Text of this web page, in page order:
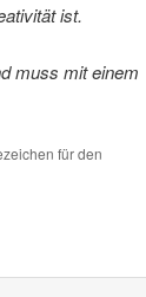
ist.
muss mit einem
für den